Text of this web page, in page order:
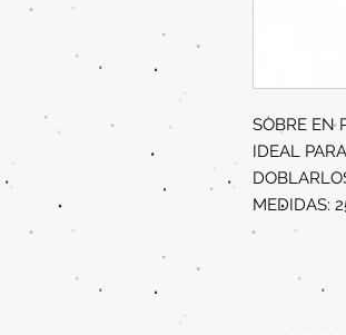
SOBRE EN
IDEAL
MEDIDAS: